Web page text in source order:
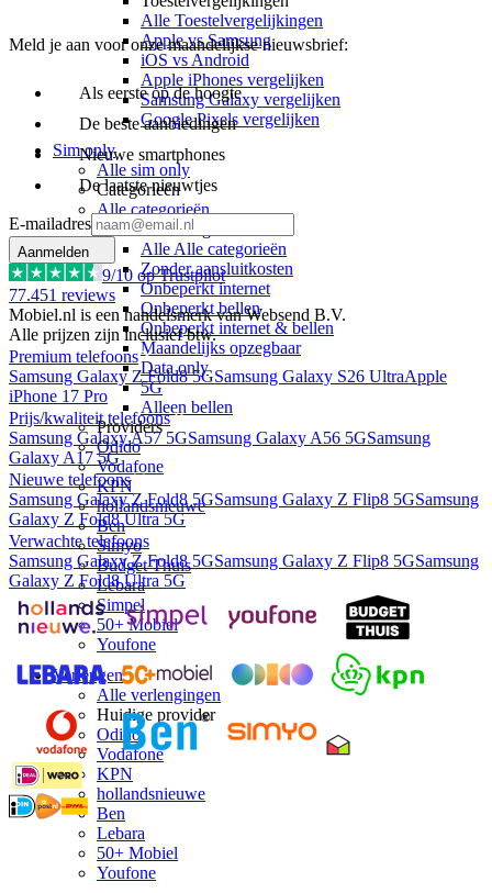
Alle Toestelvergelijkingen
Apple vs Samsung
iOS vs Android
Apple iPhones vergelijken
Samsung Galaxy vergelijken
Google Pixels vergelijken
Sim only
Alle sim only
Categorieën
Alle categorieën
Alle categorieën
Alle Alle categorieën
Zonder aansluitkosten
Onbeperkt internet
Onbeperkt bellen
Onbeperkt internet & bellen
Maandelijks opzegbaar
Data only
5G
Alleen bellen
Providers
Odido
Vodafone
KPN
hollandsnieuwe
Ben
Simyo
Budget Thuis
Lebara
Simpel
50+ Mobiel
Youfone
Verlengen
Alle verlengingen
Huidige provider
Odido
Vodafone
KPN
hollandsnieuwe
Ben
Lebara
50+ Mobiel
Youfone
Meld je aan voor onze maandelijkse nieuwsbrief:
Als eerste op de hoogte
De beste aanbiedingen
Nieuwe smartphones
De laatste nieuwtjes
E-mailadres
Aanmelden
9/10 op Trustpilot
77.451 reviews
Mobiel.nl is een handelsmerk van Websend B.V.
Alle prijzen zijn inclusief btw.
Premium telefoons
Samsung Galaxy Z Fold8 5GSamsung Galaxy S26 UltraApple
iPhone 17 Pro
Prijs/kwaliteit telefoons
Samsung Galaxy A57 5GSamsung Galaxy A56 5GSamsung
Galaxy A17 5G
Nieuwe telefoons
Samsung Galaxy Z Fold8 5GSamsung Galaxy Z Flip8 5GSamsung
Galaxy Z Fold8 Ultra 5G
Verwachte telefoons
Samsung Galaxy Z Fold8 5GSamsung Galaxy Z Flip8 5GSamsung
Galaxy Z Fold8 Ultra 5G